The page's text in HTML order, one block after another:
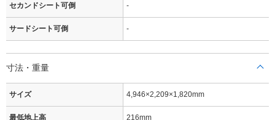
セカンドシート可倒 -
サードシート可倒 -
寸法・重量
サイズ 4,946×2,209×1,820mm
最低地上高 216mm